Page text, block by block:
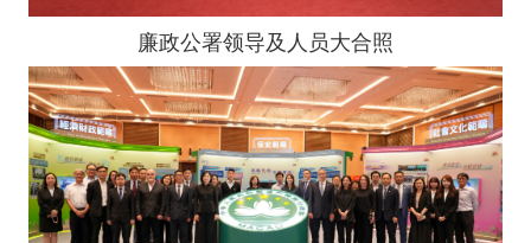
廉政公署领导及人员大合照